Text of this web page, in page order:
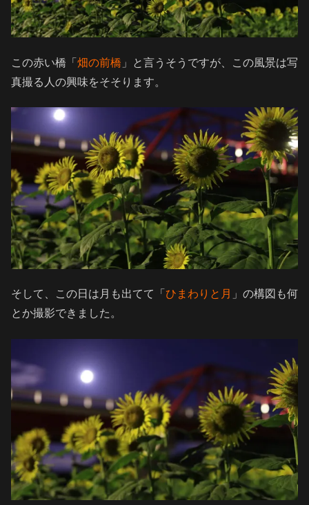
この赤い橋「 畑の前橋 」と言うそうですが、この風景は写
真撮る人の興味をそそります。
そして、この日は月も出てて「 ひまわりと月 」の構図も何
とか撮影できました。